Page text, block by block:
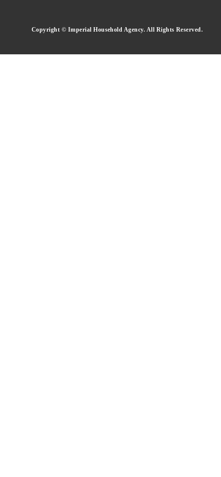
Copyright © Imperial Household Agency. All Rights Reserved.